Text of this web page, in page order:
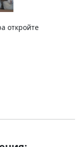
откройте